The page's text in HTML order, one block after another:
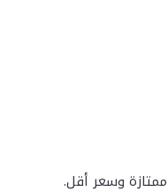
وسعر أقل.